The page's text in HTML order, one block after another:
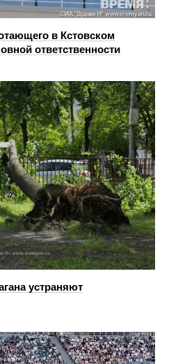
в Кстовском
ответственности
устраняют